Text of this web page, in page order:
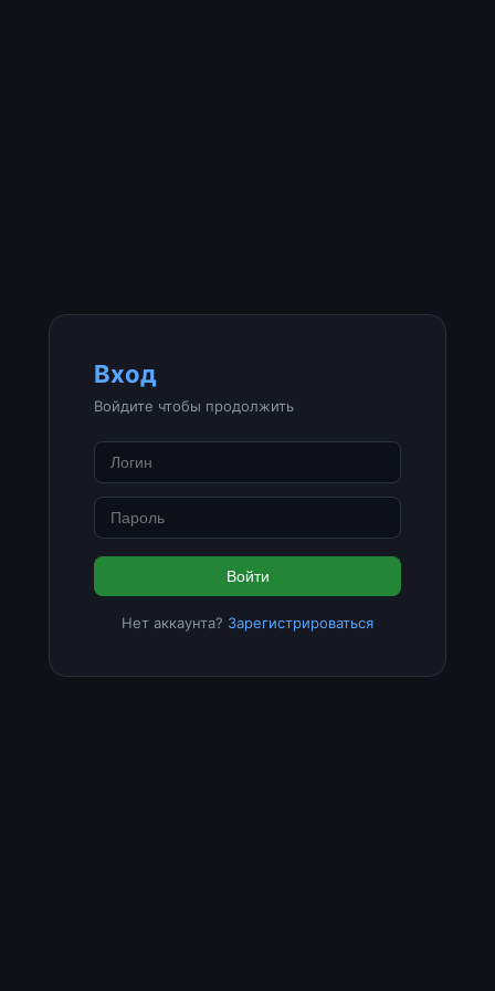
Вход
Войдите чтобы продолжить
Войти
Нет аккаунта? Зарегистрироваться